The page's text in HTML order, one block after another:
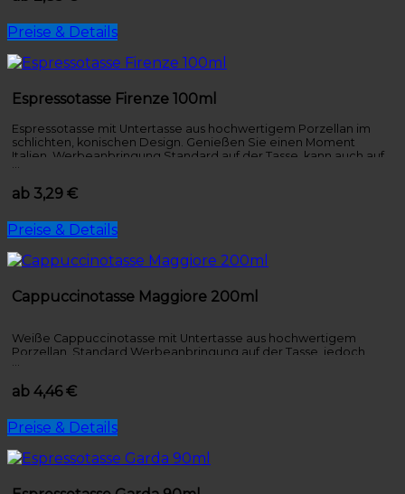
Preise & Details
Espressotasse Firenze 100ml
Espressotasse mit Untertasse aus hochwertigem Porzellan im
schlichten, konischen Design. Genießen Sie einen Moment
Italien. Werbeanbringung Standard auf der Tasse, kann auch auf
der Untertasse bedruckt werden.
ab 3,29 €
Preise & Details
Cappuccinotasse Maggiore 200ml
Weiße Cappuccinotasse mit Untertasse aus hochwertigem
Porzellan. Standard Werbeanbringung auf der Tasse, jedoch
auch auf der Untertasse möglich.
ab 4,46 €
Preise & Details